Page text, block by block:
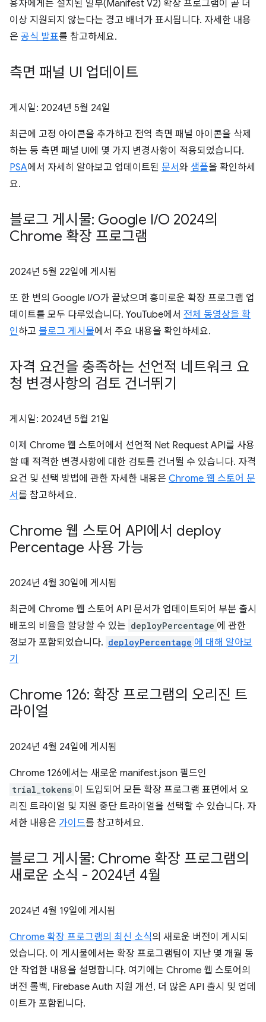
용자에게는 설치된 일부(Manifest V2) 확장 프로그램이 곧 더
이상 지원되지 않는다는 경고 배너가 표시됩니다. 자세한 내용
은 공식 발표를 참고하세요.
측면 패널 UI 업데이트
게시일: 2024년 5월 24일
최근에 고정 아이콘을 추가하고 전역 측면 패널 아이콘을 삭제
하는 등 측면 패널 UI에 몇 가지 변경사항이 적용되었습니다.
PSA에서 자세히 알아보고 업데이트된 문서와 샘플을 확인하세
요.
블로그 게시물: Google I/O 2024의
Chrome 확장 프로그램
2024년 5월 22일에 게시됨
또 한 번의 Google I/O가 끝났으며 흥미로운 확장 프로그램 업
데이트를 모두 다루었습니다. YouTube에서 전체 동영상을 확
인하고 블로그 게시물에서 주요 내용을 확인하세요.
자격 요건을 충족하는 선언적 네트워크 요
청 변경사항의 검토 건너뛰기
게시일: 2024년 5월 21일
이제 Chrome 웹 스토어에서 선언적 Net Request API를 사용
할 때 적격한 변경사항에 대한 검토를 건너뛸 수 있습니다. 자격
요건 및 선택 방법에 관한 자세한 내용은 Chrome 웹 스토어 문
서를 참고하세요.
Chrome 웹 스토어 API에서 deploy
Percentage 사용 가능
2024년 4월 30일에 게시됨
최근에 Chrome 웹 스토어 API 문서가 업데이트되어 부분 출시
배포의 비율을 할당할 수 있는 deployPercentage 에 관한
정보가 포함되었습니다. deployPercentage 에 대해 알아보
기
Chrome 126: 확장 프로그램의 오리진 트
라이얼
2024년 4월 24일에 게시됨
Chrome 126에서는 새로운 manifest.json 필드인
trial_tokens 이 도입되어 모든 확장 프로그램 표면에서 오
리진 트라이얼 및 지원 중단 트라이얼을 선택할 수 있습니다. 자
세한 내용은 가이드를 참고하세요.
블로그 게시물: Chrome 확장 프로그램의
새로운 소식 - 2024년 4월
2024년 4월 19일에 게시됨
Chrome 확장 프로그램의 최신 소식의 새로운 버전이 게시되
었습니다. 이 게시물에서는 확장 프로그램팀이 지난 몇 개월 동
안 작업한 내용을 설명합니다. 여기에는 Chrome 웹 스토어의
버전 롤백, Firebase Auth 지원 개선, 더 많은 API 출시 및 업데
이트가 포함됩니다.